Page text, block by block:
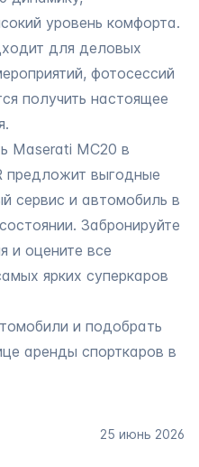
уровень комфорта.
для деловых
фотосессий
получить настоящее
Maserati MC20 в
предложит выгодные
сервис и автомобиль в
Забронируйте
и оцените все
ярких суперкаров
и подобрать
аренды спорткаров в
25 июнь 2026